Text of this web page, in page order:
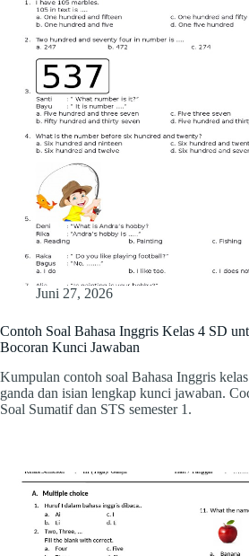
Juni 27, 2026
Contoh Soal Bahasa Inggris Kelas 4 SD
Bocoran Kunci Jawaban
Kumpulan contoh soal Bahasa Inggris
ganda dan isian lengkap kunci jawaban.
Soal Sumatif dan STS semester 1.